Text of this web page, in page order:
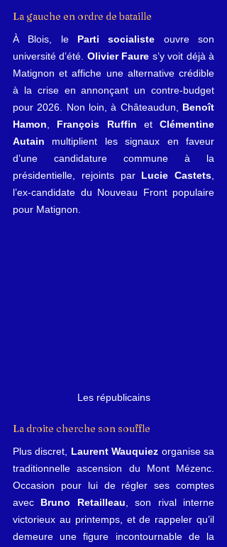
La gauche en ordre de bataille
À Blois, le Parti socialiste ouvre son
université d’été. Olivier Faure s’y voit déjà à
Matignon et affiche une alternative crédible
à la crise en annonçant un contre-budget
pour 2026. Non loin, à Châteaudun, Benoît
Hamon
François Ruffin et Clémentine
Autain multiplient les signaux en faveur
d’une candidature commune à la
présidentielle, rejoints par Lucie Castets
l’ex-candidate du Nouveau Front populaire
pour Matignon.
Les républicains
La droite cherche son souffle
Plus discret, Laurent Wauquiez organise sa
traditionnelle ascension du Mont Mézenc.
Occasion pour lui de régler ses comptes
avec Bruno Retailleau, son rival interne
victorieux au printemps, et de rappeler qu’il
demeure une figure incontournable de la